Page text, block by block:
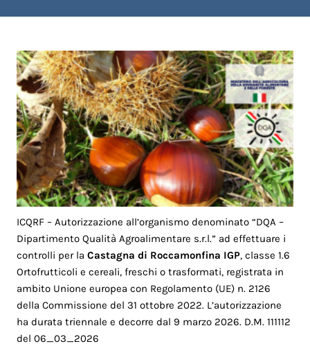
ICQRF – Autorizzazione all’organismo denominato “DQA –
Dipartimento Qualità Agroalimentare s.r.l.” ad effettuare i
controlli per laCastagna di Roccamonfina IGP, classe 1.6
Ortofrutticoli e cereali, freschi o trasformati, registrata in
ambito Unione europea con Regolamento (UE) n. 2126
della Commissione del 31 ottobre 2022. L’autorizzazione
ha durata triennale e decorre dal 9 marzo 2026. D.M. 111112
del 06_03_2026